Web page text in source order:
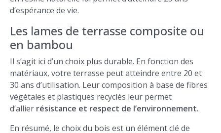
d’espérance de vie.
Les lames de terrasse composite ou
en bambou
Il s’agit ici d’un choix plus durable. En fonction des
matériaux, votre terrasse peut atteindre entre 20 et
30 ans d’utilisation. Leur composition à base de fibres
végétales et plastiques recyclés leur permet
d’allier résistance et respect de l’environnement.
En résumé, le choix du bois est un élément clé de